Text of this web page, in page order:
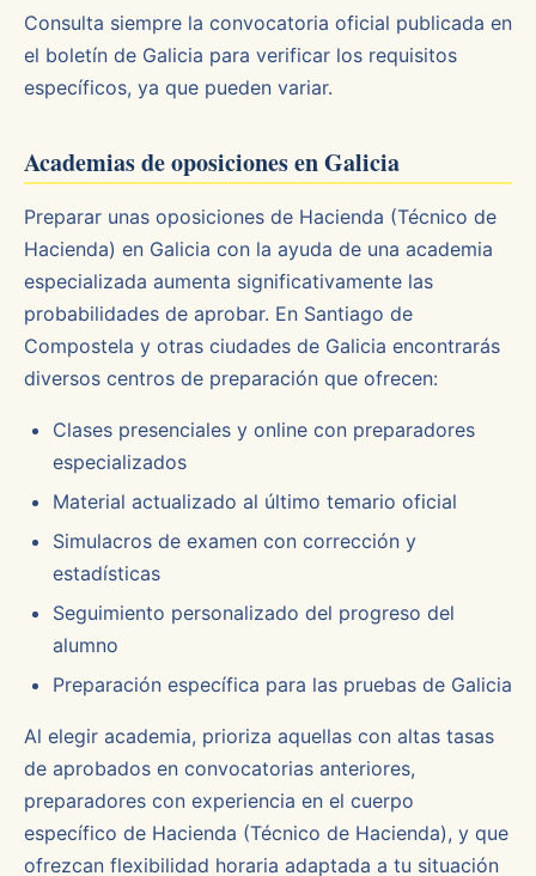
Consulta siempre la convocatoria oficial publicada en
el boletín de Galicia para verificar los requisitos
específicos, ya que pueden variar.
Academias de oposiciones en Galicia
Preparar unas oposiciones de Hacienda (Técnico de
Hacienda) en Galicia con la ayuda de una academia
especializada aumenta significativamente las
probabilidades de aprobar. En Santiago de
Compostela y otras ciudades de Galicia encontrarás
diversos centros de preparación que ofrecen:
Clases presenciales y online con preparadores
especializados
Material actualizado al último temario oficial
Simulacros de examen con corrección y
estadísticas
Seguimiento personalizado del progreso del
alumno
Preparación específica para las pruebas de Galicia
Al elegir academia, prioriza aquellas con altas tasas
de aprobados en convocatorias anteriores,
preparadores con experiencia en el cuerpo
específico de Hacienda (Técnico de Hacienda), y que
ofrezcan flexibilidad horaria adaptada a tu situación